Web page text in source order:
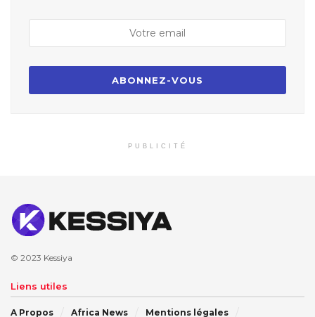
PUBLICITÉ
© 2023 Kessiya
Liens utiles
A Propos Africa News Mentions légales